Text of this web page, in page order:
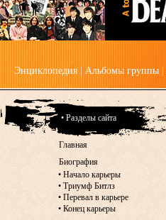
Энциклопедия Альбомы группы
• Разделы сайта
Главная
Биография
• Начало карьеры
• Триумф Битлз
• Перевал в карьере
• Конец карьеры